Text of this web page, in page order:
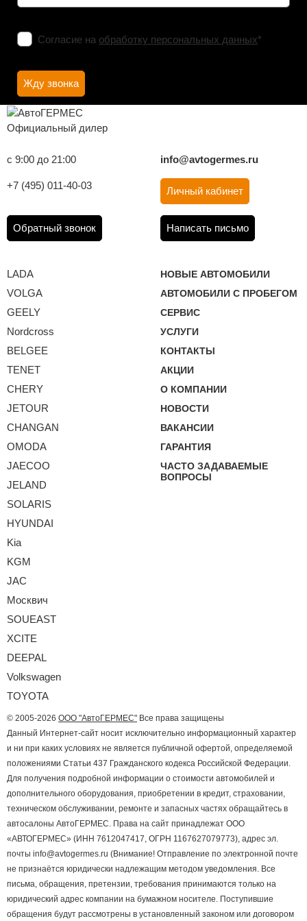
Согласие на обработку персональных данных*
Официальный дилер
с 9:00 до 21:00 info@avtogermes.ru
+7 (495) 011-40-03 Личный кабинет
Обратный звонок Написать письмо
LADA
VOLGA
GEELY
Nordcross
BELGEE
TENET
CHERY
JETOUR
CHANGAN
OMODA
JAECOO
JELAND
SOLARIS
HYUNDAI
Kia
KGM
JAC
Москвич
SOUEAST
XCITE
DEEPAL
Volkswagen
TOYOTA
НОВЫЕ АВТОМОБИЛИ
АВТОМОБИЛИ С ПРОБЕГОМ
СЕРВИС
УСЛУГИ
КОНТАКТЫ
АКЦИИ
О КОМПАНИИ
НОВОСТИ
ВАКАНСИИ
ГАРАНТИЯ
ЧАСТО ЗАДАВАЕМЫЕ
ВОПРОСЫ
© 2005-2026 ООО "АвтоГЕРМЕС" Все права защищены
Данный Интернет-сайт носит исключительно информационный характер
и ни при каких условиях не является публичной офертой, определяемой
положениями Статьи 437 Гражданского кодекса Российской Федерации.
Для получения подробной информации о стоимости автомобилей и
дополнительного оборудования, приобретении в кредит, страховании,
техническом обслуживании, ремонте и запасных частях обращайтесь в
автосалоны АвтоГЕРМЕС. Права на сайт принадлежат ООО
«АВТОГЕРМЕС» (ИНН 7612047417, ОГРН 1167627079773), адрес эл.
почты info@avtogermes.ru (Внимание! Отправление по электронной почте
не признаётся юридически надлежащим методом уведомления. Все
письма, обращения, претензии, требования принимаются только на
юридический адрес компании на бумажном носителе. Поступившие
обращения будут рассмотрены в установленный законом или договором